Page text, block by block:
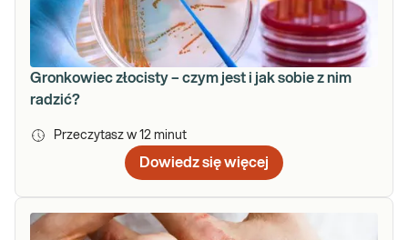
Gronkowiec złocisty – czym jest i jak sobie z nim
radzić?
Przeczytasz w 12 minut
Dowiedz się więcej